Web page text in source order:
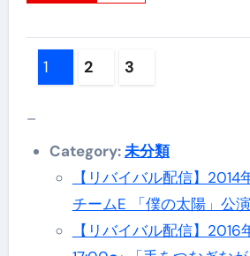
投
稿
ナ
ビ
1 2 3
–
Category:未分類
【リバイバル配信】2014
チームE 「僕の太陽」公演
【リバイバル配信】2016